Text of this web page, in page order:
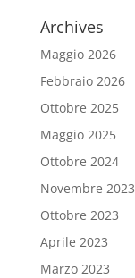
Archives
Maggio 2026
Febbraio 2026
Ottobre 2025
Maggio 2025
Ottobre 2024
Novembre 2023
Ottobre 2023
Aprile 2023
Marzo 2023